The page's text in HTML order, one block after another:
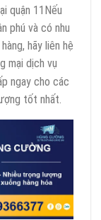
quận 11Nếu
phú và có nhu
hãy liên hệ
mại dịch vụ
ngay cho các
tốt nhất.